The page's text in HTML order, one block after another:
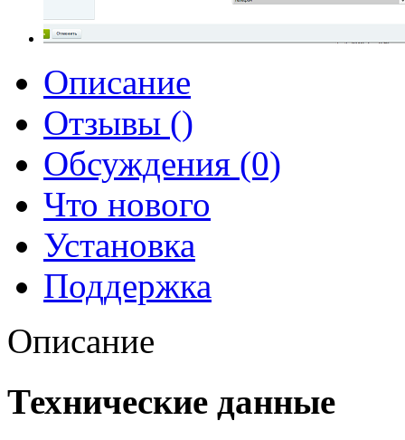
Описание
Отзывы ()
Обсуждения (0)
Что нового
Установка
Поддержка
Описание
Технические данные